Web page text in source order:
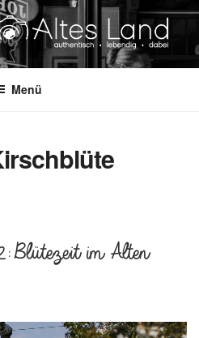
LAND
Menü
im Alten